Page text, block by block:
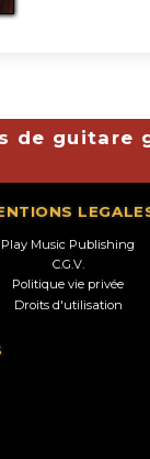
de guitare
Play Music Publishing
C.G.V.
Politique vie privée
Droits d'utilisation